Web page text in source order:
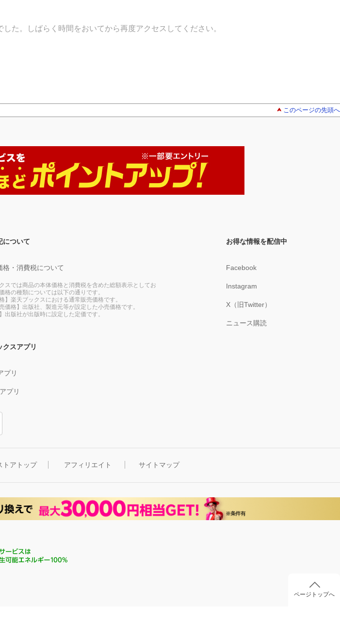
た。しばらく時間をおいてから再度アクセスしてください。
このページの先頭へ
について
格・消費税について
スでは商品の本体価格と消費税を含めた総額表示としてお
格の種類については以下の通りです。
】楽天ブックスにおける通常販売価格です。
価格】出版社、製造元等が設定した小売価格です。
出版社が出版時に設定した定価です。
クスアプリ
プリ
プリ
お得な情報を配信中
Facebook
Instagram
X（旧Twitter）
ニュース購読
トアトップ アフィリエイト サイトマップ
ページトップへ